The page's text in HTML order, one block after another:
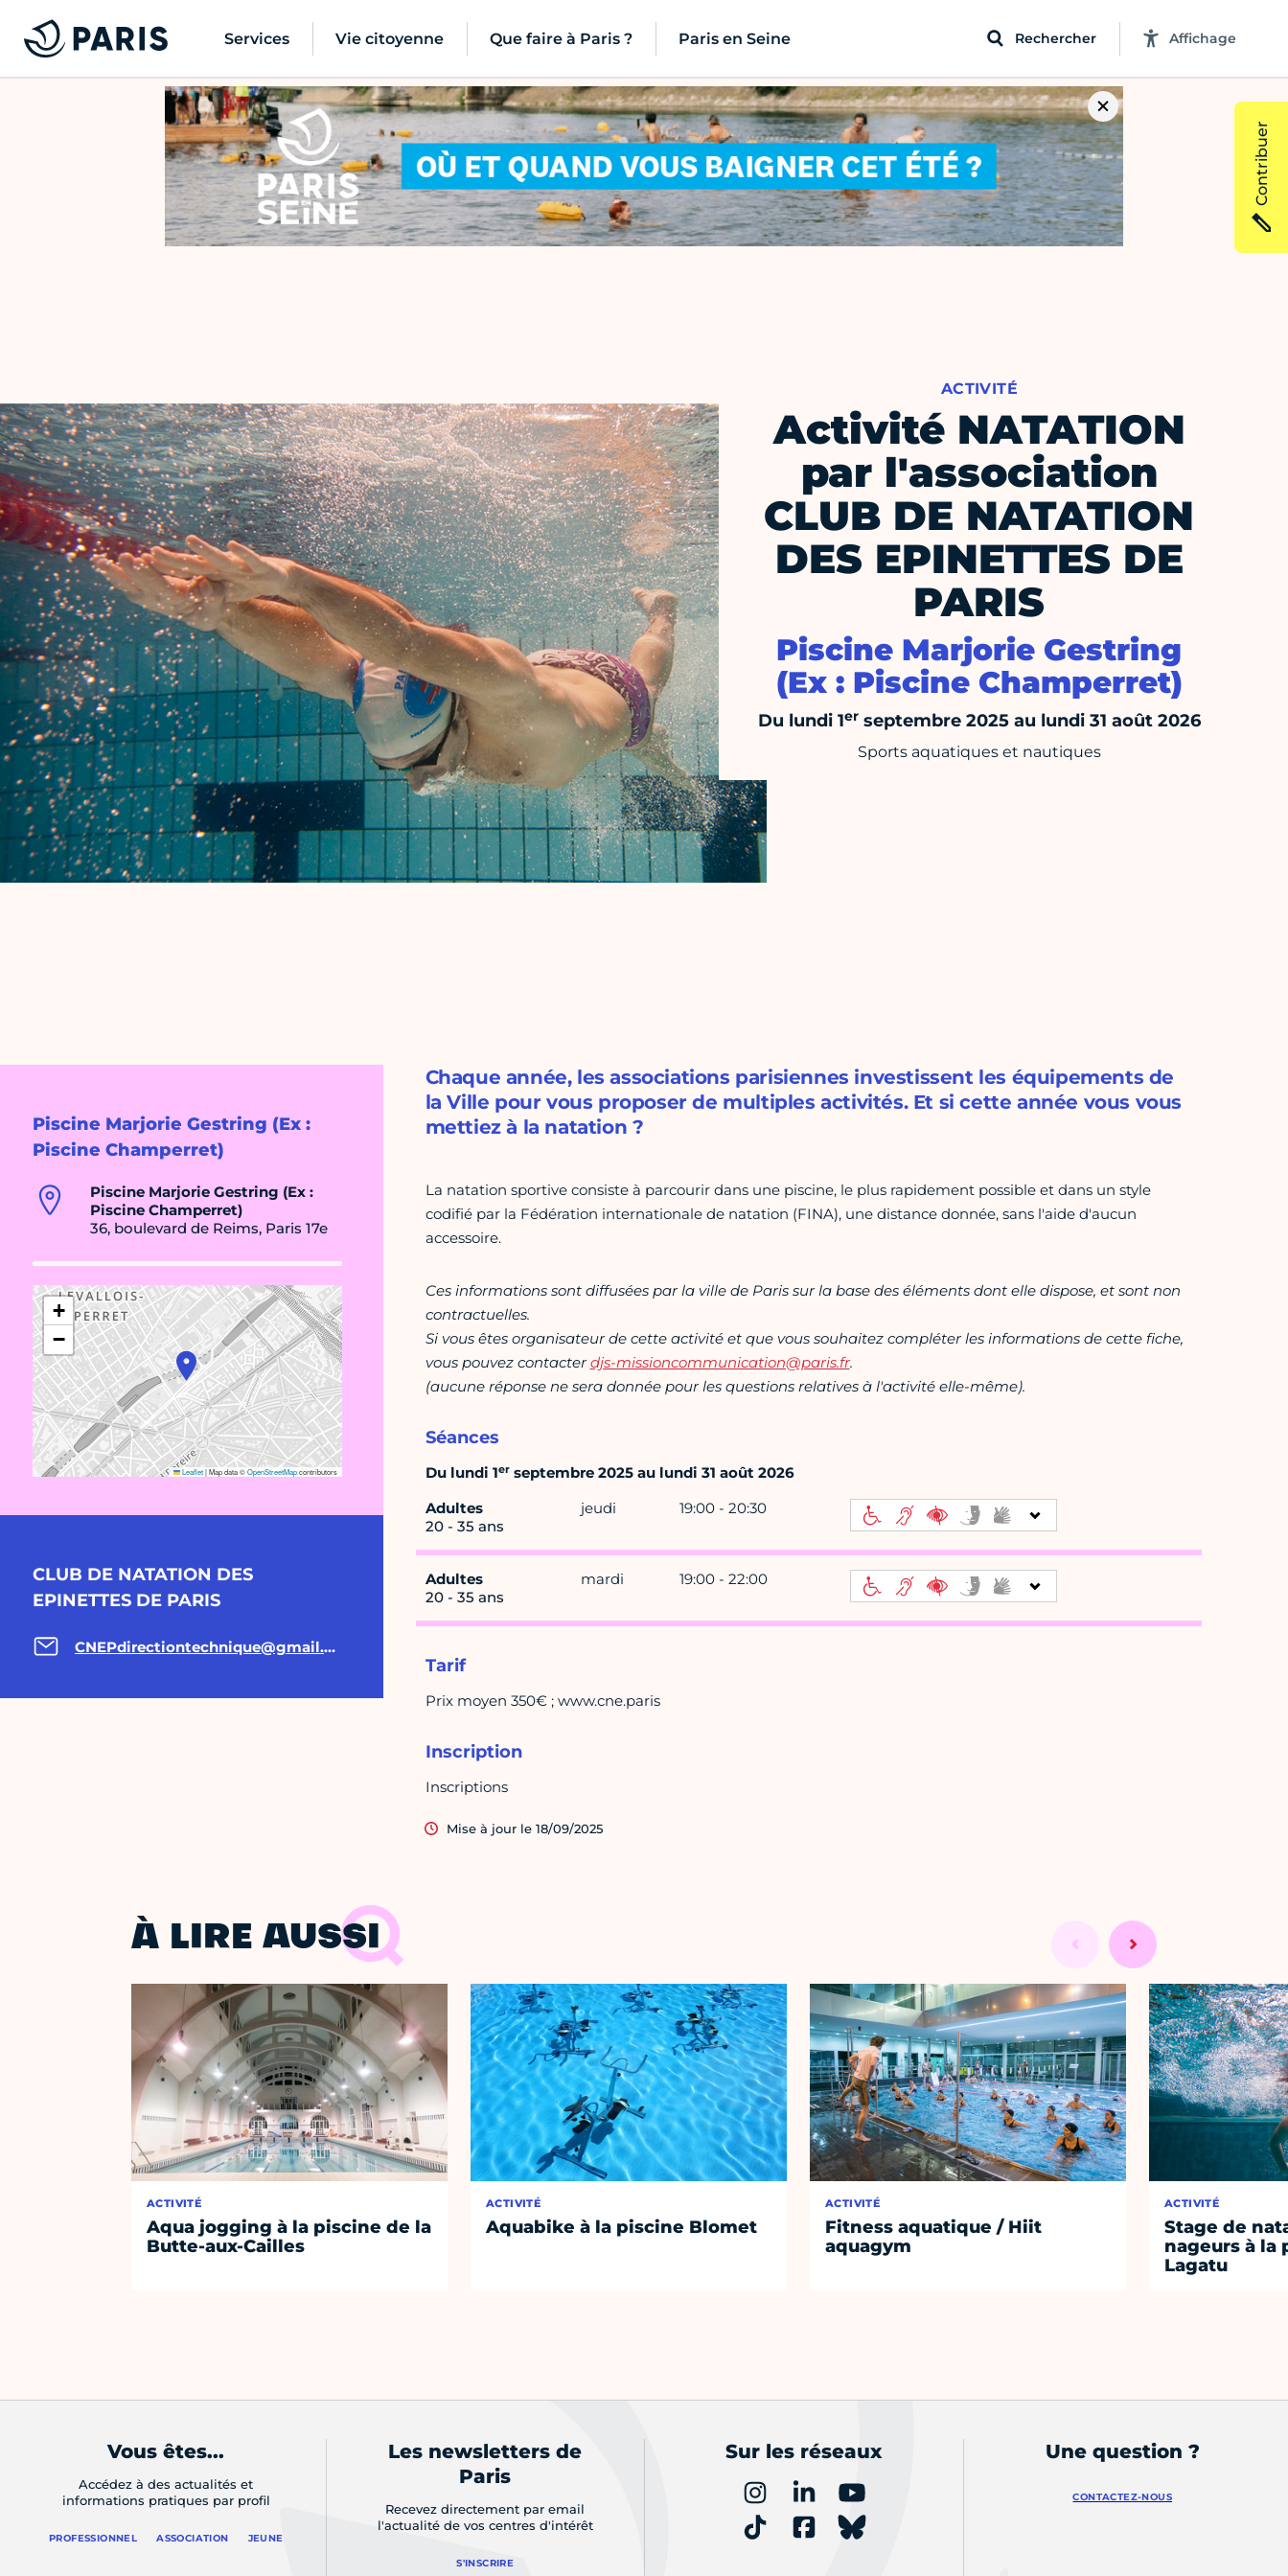
Services Vie citoyenne Que faire à Paris ? Paris en Seine Rechercher Affichage
ACTIVITÉ
Activité NATATION
par l'association
CLUB DE NATATION
DES EPINETTES DE
PARIS
Piscine Marjorie Gestring
(Ex : Piscine Champerret)
Du lundi 1erseptembre 2025 au lundi 31 août 2026
Sports aquatiques et nautiques
Piscine Marjorie Gestring (Ex :
Piscine Champerret)
Piscine Marjorie Gestring (Ex :
Piscine Champerret)
36, boulevard de Reims, Paris 17e
+
−
Leaflet|Map data ©OpenStreetMapcontributors
CLUB DE NATATION DES
EPINETTES DE PARIS
CNEPdirectiontechnique@gmail.com
Chaque année, les associations parisiennes investissent les équipements de
la Ville pour vous proposer de multiples activités. Et si cette année vous vous
mettiez à la natation ?
La natation sportive consiste à parcourir dans une piscine, le plus rapidement possible et dans un style
codifié par la Fédération internationale de natation (FINA), une distance donnée, sans l'aide d'aucun
accessoire.
Ces informations sont diffusées par la ville de Paris sur la base des éléments dont elle dispose, et sont non
contractuelles.
Si vous êtes organisateur de cette activité et que vous souhaitez compléter les informations de cette fiche,
vous pouvez contacterdjs-missioncommunication@paris.fr.
(aucune réponse ne sera donnée pour les questions relatives à l'activité elle-même).
Séances
Du lundi 1erseptembre 2025 au lundi 31 août 2026
Adultes
20 - 35 ans
jeudi 19:00 - 20:30
Adultes
20 - 35 ans
mardi 19:00 - 22:00
Tarif
Prix moyen 350€ ; www.cne.paris
Inscription
Inscriptions
Mise à jour le 18/09/2025
À LIRE AUSSI
ACTIVITÉ
Aqua jogging à la piscine de la
Butte-aux-Cailles
ACTIVITÉ
Aquabike à la piscine Blomet
ACTIVITÉ
Fitness aquatique / Hiit
aquagym
ACTIVITÉ
Stage de
nageurs à la
Lagatu
Contribuer
Vous êtes...
Accédez à des actualités et
informations pratiques par profil
PROFESSIONNEL ASSOCIATION JEUNE
Les newsletters de
Paris
Recevez directement par email
l'actualité de vos centres d'intérêt
S'INSCRIRE
Sur les réseaux Une question ?
CONTACTEZ-NOUS